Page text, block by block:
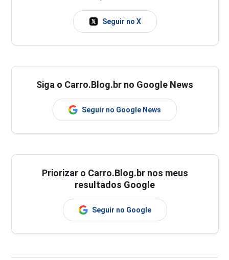
Seguir no X
Siga o Carro.Blog.br no Google News
Seguir no Google News
Priorizar o Carro.Blog.br nos meus
resultados Google
Seguir no Google